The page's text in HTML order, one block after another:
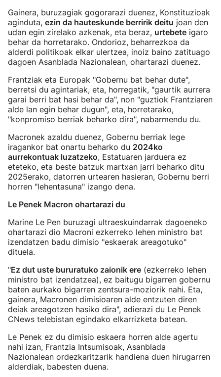
Gainera, buruzagiak gogorarazi duenez, Konstituzioak
aginduta, ezin da hauteskunde berririk deitu joan den
udan egin zirelako azkenak, eta beraz, urtebete igaro
behar da horretarako. Ondorioz, beharrezkoa da
alderdi politikoak elkar ulertzea, inoiz baino zatituago
dagoen Asanblada Nazionalean, ohartarazi duenez.
Frantziak eta Europak "Gobernu bat behar dute",
berretsi du agintariak, eta, horregatik, "gaurtik aurrera
garai berri bat hasi behar da", non "guztiok Frantziaren
alde lan egin behar dugun", eta, horretarako,
"konpromiso berriak beharko dira", nabarmendu du.
Macronek azaldu duenez, Gobernu berriak lege
iragankor bat onartu beharko du 2024ko
aurrekontuak luzatzeko, Estatuaren jarduera ez
eteteko, eta beste batzuk martxan jarri beharko ditu
2025erako, datorren urtearen hasieran, Gobernu berri
horren "lehentasuna" izango dena.
Le Penek Macron ohartarazi du
Marine Le Pen buruzagi ultraeskuindarrak dagoeneko
ohartarazi dio Macroni ezkerreko lehen ministro bat
izendatzen badu dimisio "eskaerak areagotuko"
dituela.
"Ez dut uste bururatuko zaionik ere (ezkerreko lehen
ministro bat izendatzea), ez baitugu bigarren gobernu
baten aurkako bigarren zentsura-moziorik nahi. Eta,
gainera, Macronen dimisioaren alde entzuten diren
deiak areagotzen hasiko dira", adierazi du Le Penek
CNews telebistan egindako elkarrizketa batean.
Le Penek ez du dimisio eskaera horren alde agertu
nahi izan, Frantzia Intsumisoak, Asanblada
Nazionalean ordezkaritzarik handiena duen hirugarren
alderdiak, babesten duena.